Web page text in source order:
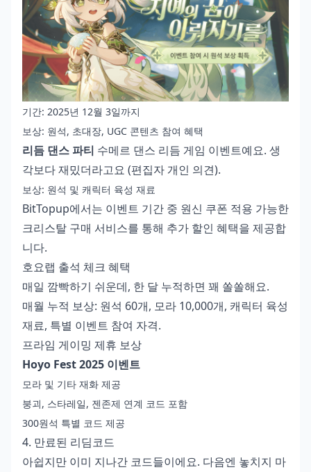
기간: 2025년 12월 3일까지
보상: 원석, 초대장, UGC 콘텐츠 참여 혜택
리듬 댄스 파티 수메르 댄스 리듬 게임 이벤트예요. 생
각보다 재밌더라고요 (편집자 개인 의견).
보상: 원석 및 캐릭터 육성 재료
BitTopup에서는 이벤트 기간 중 원신 쿠폰 적용 가능한
크리스탈 구매 서비스를 통해 추가 할인 혜택을 제공합
니다.
호요랩 출석 체크 혜택
매일 깜빡하기 쉬운데, 한 달 누적하면 꽤 쏠쏠해요.
매월 누적 보상: 원석 60개, 모라 10,000개, 캐릭터 육성
재료, 특별 이벤트 참여 자격.
프라임 게이밍 제휴 보상
Hoyo Fest 2025 이벤트
모라 및 기타 재화 제공
붕괴, 스타레일, 젠존제 연계 코드 포함
300원석 특별 코드 제공
4. 만료된 리딤코드
아쉽지만 이미 지나간 코드들이에요. 다음엔 놓치지 마